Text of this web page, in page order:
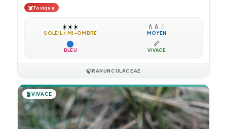
☠️Toxique
☀️☀️☀️
SOLEIL / MI-OMBRE
💧 💧 💧
MOYEN
BLEU
📏
VIVACE
🍃RANUNCULACEAE
🪴VIVACE